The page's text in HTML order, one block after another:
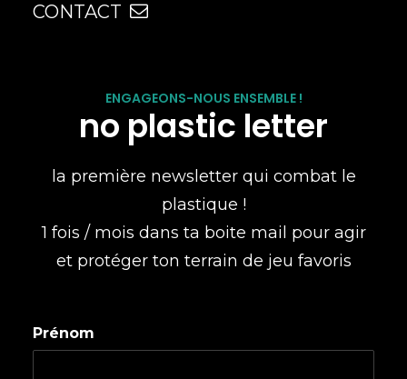
CONTACT
ENGAGEONS-NOUS ENSEMBLE !
no plastic letter
la première newsletter qui combat le
plastique !
1 fois / mois dans ta boite mail pour agir
et protéger ton terrain de jeu favoris
Prénom